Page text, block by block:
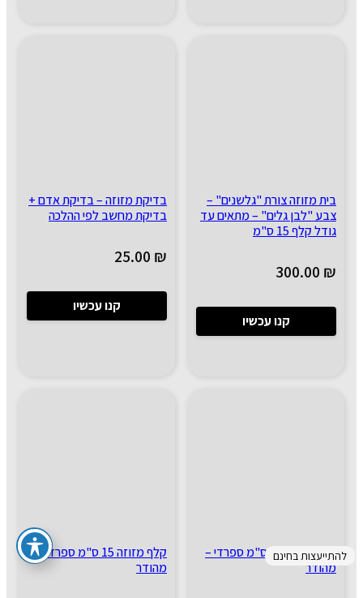
בית מזוזה צורת "גלשנים" –
צבע "לבן גלים" – מתאים עד
גודל קלף 15 ס"מ
300.00 ₪
קנו עכשיו
בדיקת מזוזה – בדיקת אדם +
בדיקת מחשב לפי ההלכה
25.00 ₪
קנו עכשיו
קלף מזוזה 12 ס"מ ספרדי –
מהודר
קלף מזוזה 15 ס"מ ספרדי –
מהודר
להתייעצות בחינם